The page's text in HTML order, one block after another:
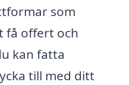
som
få offert och
kan fatta
till med ditt